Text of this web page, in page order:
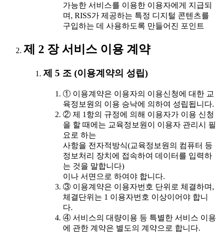
가능한 서비스를 이용한 이용자에게 지급되
며, RISS가 제공하는 특정 디지털 콘텐츠를
구입하는 데 사용하도록 만들어진 포인트
제 2 장 서비스 이용 계약
제 5 조 (이용계약의 성립)
① 이용계약은 이용자의 이용신청에 대한 교
육정보원의 이용 승낙에 의하여 성립됩니다.
② 제 1항의 규정에 의해 이용자가 이용 신청
을 할 때에는 교육정보원이 이용자 관리시 필
요로 하는
사항을 전자적방식(교육정보원의 컴퓨터 등
정보처리 장치에 접속하여 데이터를 입력하
는 것을 말합니다)
이나 서면으로 하여야 합니다.
③ 이용계약은 이용자번호 단위로 체결하며,
체결단위는 1 이용자번호 이상이어야 합니
다.
④ 서비스의 대량이용 등 특별한 서비스 이용
에 관한 계약은 별도의 계약으로 합니다.